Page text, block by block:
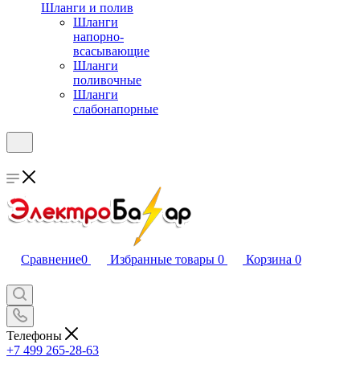
Шланги и полив
Шланги
напорно-
всасывающие
Шланги
поливочные
Шланги
слабонапорные
Сравнение0 Избранные товары 0 Корзина 0
Телефоны
+7 499 265-28-63